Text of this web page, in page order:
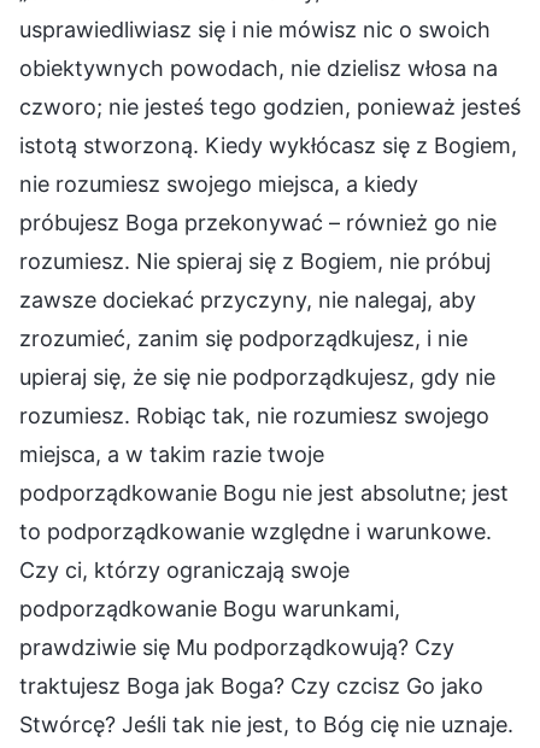
usprawiedliwiasz się i nie mówisz nic o swoich
obiektywnych powodach, nie dzielisz włosa na
czworo; nie jesteś tego godzien, ponieważ jesteś
istotą stworzoną. Kiedy wykłócasz się z Bogiem,
nie rozumiesz swojego miejsca, a kiedy
próbujesz Boga przekonywać – również go nie
rozumiesz. Nie spieraj się z Bogiem, nie próbuj
zawsze dociekać przyczyny, nie nalegaj, aby
zrozumieć, zanim się podporządkujesz, i nie
upieraj się, że się nie podporządkujesz, gdy nie
rozumiesz. Robiąc tak, nie rozumiesz swojego
miejsca, a w takim razie twoje
podporządkowanie Bogu nie jest absolutne; jest
to podporządkowanie względne i warunkowe.
Czy ci, którzy ograniczają swoje
podporządkowanie Bogu warunkami,
prawdziwie się Mu podporządkowują? Czy
traktujesz Boga jak Boga? Czy czcisz Go jako
Stwórcę? Jeśli tak nie jest, to Bóg cię nie uznaje.